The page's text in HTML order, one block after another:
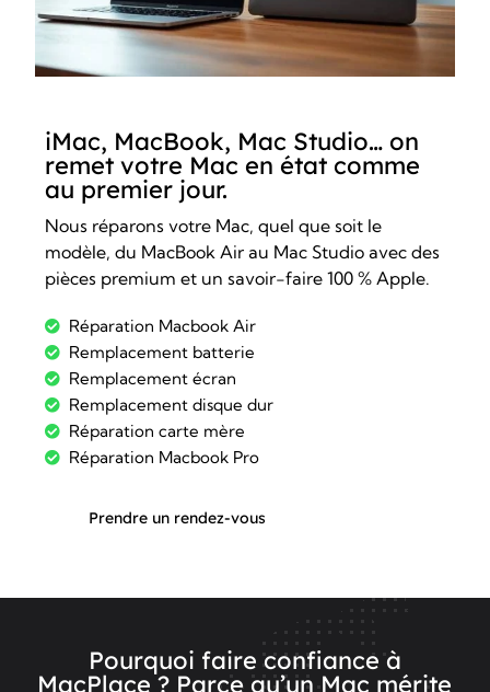
iMac, MacBook, Mac Studio… on
remet votre Mac en état comme
au premier jour.
Nous réparons votre Mac, quel que soit le
modèle, du MacBook Air au Mac Studio avec des
pièces premium et un savoir-faire 100 % Apple.
Réparation Macbook Air
Remplacement batterie
Remplacement écran
Remplacement disque dur
Réparation carte mère
Réparation Macbook Pro
Prendre un rendez-vous
Pourquoi faire confiance à
MacPlace ? Parce qu’un Mac mérite